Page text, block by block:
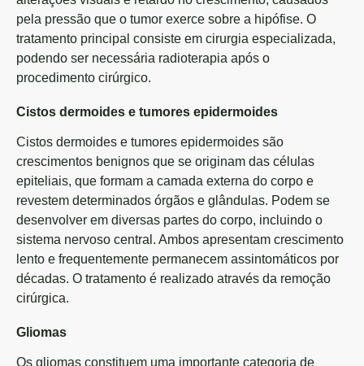
pela pressão que o tumor exerce sobre a hipófise. O
tratamento principal consiste em cirurgia especializada,
podendo ser necessária radioterapia após o
procedimento cirúrgico.
Cistos dermoides e tumores epidermoides
Cistos dermoides e tumores epidermoides são
crescimentos benignos que se originam das células
epiteliais, que formam a camada externa do corpo e
revestem determinados órgãos e glândulas. Podem se
desenvolver em diversas partes do corpo, incluindo o
sistema nervoso central. Ambos apresentam crescimento
lento e frequentemente permanecem assintomáticos por
décadas. O tratamento é realizado através da remoção
cirúrgica.
Gliomas
Os gliomas constituem uma importante categoria de